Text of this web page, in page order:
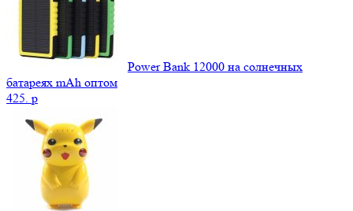
Power Bank 12000 на солнечных
батареях mAh оптом
425. p